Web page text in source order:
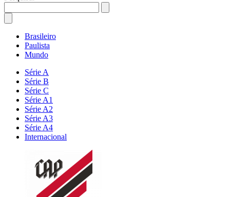
Brasileiro
Paulista
Mundo
Série A
Série B
Série C
Série A1
Série A2
Série A3
Série A4
Internacional